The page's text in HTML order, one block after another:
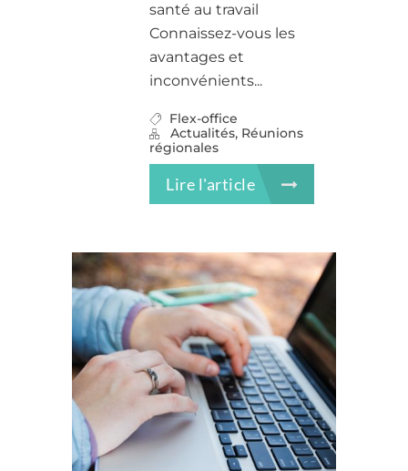
santé au travail
Connaissez-vous les
avantages et
inconvénients...
Flex-office
Actualités, Réunions
régionales
Lire l'article